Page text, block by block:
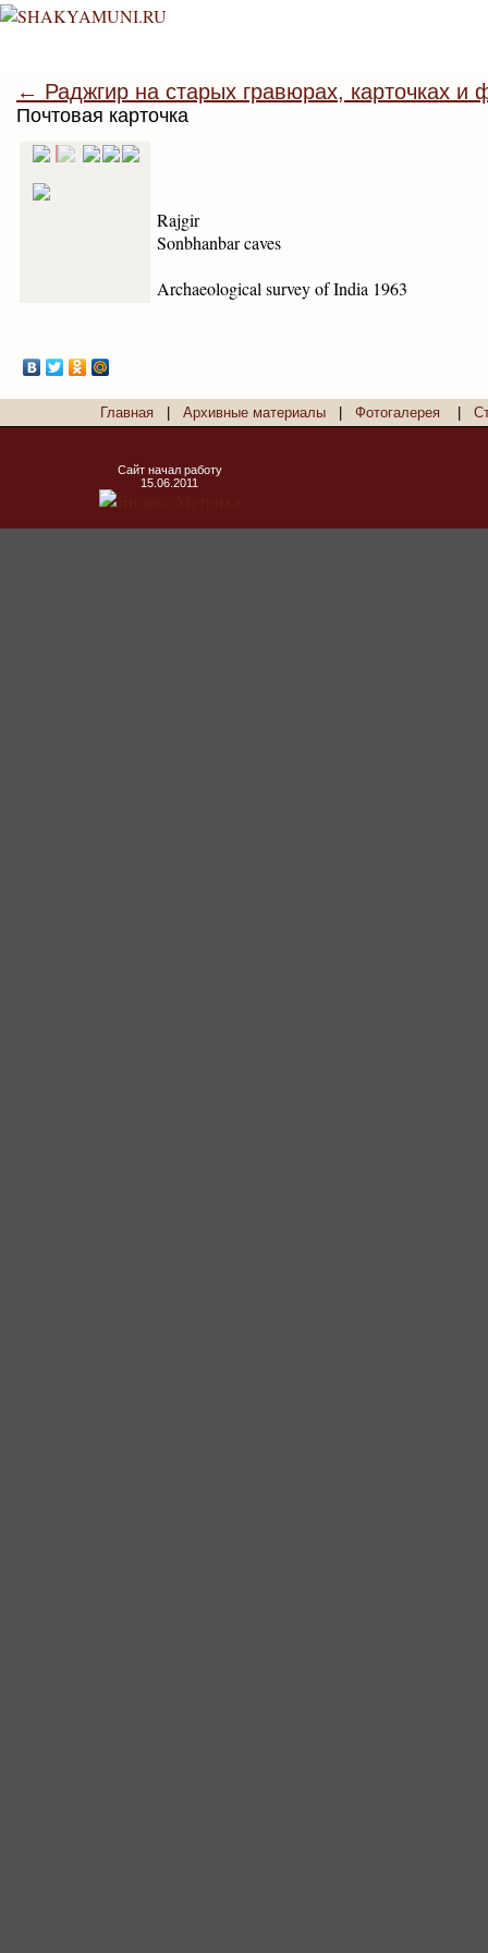
← Раджгир на старых гравюрах, карточках и
Почтовая карточка
Rajgir
Sonbhanbar caves
Archaeological survey of India 1963
Главная Архивные материалы Фотогалерея
Сайт начал работу
15.06.2011